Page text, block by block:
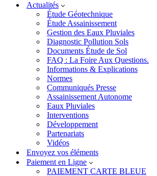
Actualités
Étude Géotechnique
Étude Assainissement
Gestion des Eaux Pluviales
Diagnostic Pollution Sols
Documents Étude de Sol
FAQ : La Foire Aux Questions.
Informations & Explications
Normes
Communiqués Presse
Assainissement Autonome
Eaux Pluviales
Interventions
Développement
Partenariats
Vidéos
Envoyez vos éléments
Paiement en Ligne
PAIEMENT CARTE BLEUE